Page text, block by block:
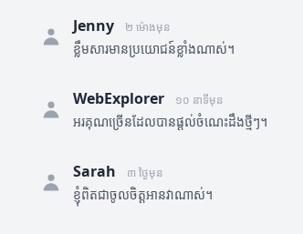
Jenny ២ ម៉ោងមុន
ខ្លឹមសារមានប្រយោជន៍ខ្លាំងណាស់។
WebExplorer ១០ នាទីមុន
អរគុណច្រើនដែលបានផ្តល់ចំណេះដឹងថ្មីៗ។
Sarah ៣ ថ្ងៃមុន
ខ្ញុំពិតជាចូលចិត្តអានវាណាស់។